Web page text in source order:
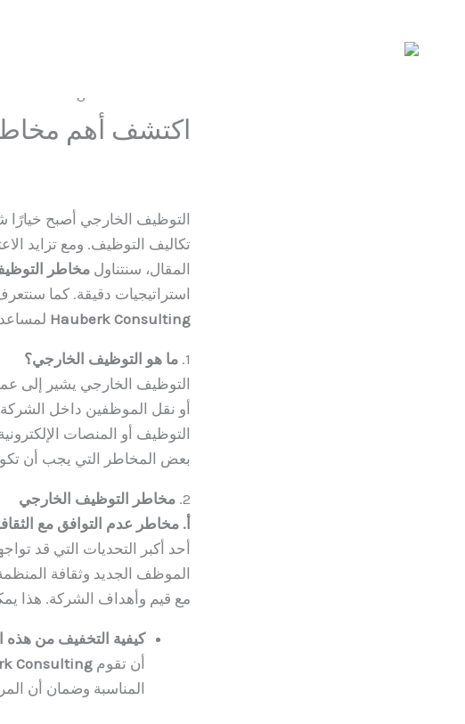
اكتشف أهم
التوظيف الخارجي أصبح
تكاليف التوظيف. ومع تزايد
المقال، سنتناول مخاطر
استراتيجيات دقيقة. كما
Hauberk Consulting
1. ما هو التوظيف الخارجي؟
التوظيف الخارجي يشير إلى
أو نقل الموظفين داخل
التوظيف أو المنصات
بعض المخاطر التي يجب أن
2. مخاطر التوظيف الخارجي
أ. مخاطر عدم التوافق مع
أحد أكبر التحديات التي قد
الموظف الجديد وثقافة
مع قيم وأهداف الشركة. هذا
كيفية التخفيف من هذه
أن تقوم Consulting
المناسبة وضمان أن